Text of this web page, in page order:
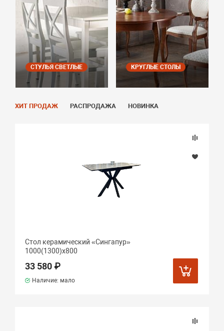
СТУЛЬЯ СВЕТЛЫЕ КРУГЛЫЕ СТОЛЫ
ХИТ ПРОДАЖ РАСПРОДАЖА НОВИНКА
Стол керамический «Сингапур»
1000(1300)х800
33 580 ₽
Наличие: мало